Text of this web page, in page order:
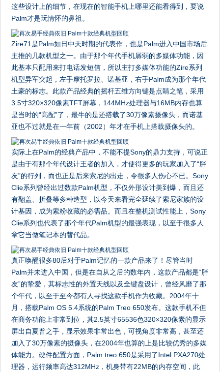
这些设计上的细节，在现在的智能手机上哪里还能看得到，要说
Palm才是玩情怀的鼻祖。
Zire71是Palm如日中天时期的代表作，也是Palm进入中国市场后
主推的几款机型之一。由于那个年代手机孱弱的多媒体功能，因
此基本只配用来打电话发短信，所以主打多媒体功能的Zire系列
机型异军突起，左手摩托罗拉、诺基亚，右手Palm成为那个年代
土豪的标志。此款产品经典的摇杆五维方向键是点睛之笔，采用
3.5寸320×320像素TFT屏幕，144MHz处理器与16MB内存也算
是当时的“高配”了，最牛的是还搭载了30万像素摄像头，而诺基
亚也不过就是在一年前（2002）年才在手机上搭载摄像头的。
实际上在Palm的经典产品中，不能不提Sony的鼎力支持，可说正
是由于有那个年代设计王者的加入，才使得更多的玩家加入了“胖
友”的行列，而也正是后来索尼的出走，令很多人伤心不已。Sony
Clie系列曾经出过数款Palm机型，不仅外形设计美到爆，而且还
有翻盖、折叠等多种造型，以今天来看完全延续了索尼家族的设
计基因，成为索粉收藏的必需品。而且在整机测试性能上，Sony
Clie系列也代表了那个年代Palm机型的最强表现，以至于很多人
拿它当做笔记本的替代品。
真正唤醒很多80后对于Palm记忆的一款产品来了！尽管当时
Palm并未进入中国，但是在自从之后的数年内，这款产品都是“胖
友”的挚爱，其标志性的外置天线以及全键盘设计，曾经风靡了那
个年代，以至于至今都有人寻找这款手机作为收藏。2004年十
月，搭载Palm OS 5.4系统的Palm Treo 650发布。这款手机不但
在商务功能上非常到位，其2.5英寸65536色320×320像素的显示
屏出自夏普之手，显示效果非常出色，可视角度非常高，甚至还
加入了30万像素的摄像头，在2004年也算的上是比较优秀的多媒
体能力。硬件配置方面，Palm treo 650是采用了Intel PXA270处
理器，运行频率高达312MHz，机身带有22MB的内存空间，此